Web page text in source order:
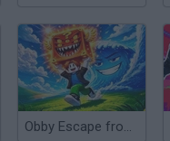
Obby Escape from Tsunami Brainrot